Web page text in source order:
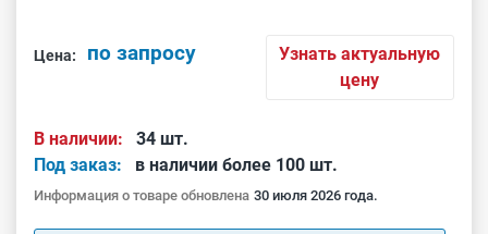
Цена: по запросу
Узнать актуальную
цену
В наличии:
34 шт.
Под заказ:
в наличии более 100 шт.
Информация о товаре обновлена 30 июля 2026 года.